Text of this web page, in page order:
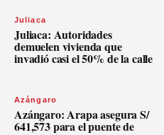
Juliaca
Juliaca: Autoridades
demuelen vivienda que
invadió casi el 50% de la calle
Azángaro
Azángaro: Arapa asegura S/
641,573 para el puente de